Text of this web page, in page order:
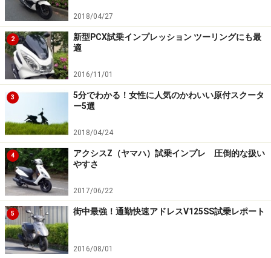
ことがありますが、大型バイクのスペースまでは確保で
きなかったのか125cc以下の車両の駐車ゾーンしかない
所が多いのが現状です。出先で停めるところに困らない
というのは、メリットの一つでしょう。
私はバイクで出かけた際に、お腹が痛くなり近くにあっ
たお店の前の路上にバイクを停めトイレを借りたとこ
ろ、警察官に駐車違反の取締りをされてしまったことが
ありました。
素直に切符を切られましたが、都内で駐輪場もほとんど
ない立地だったため、都内にバイクで出かけた場合はど
こにバイクを駐車すればいいのか尋ねたところ「私有地
であれば、取り締まりできない」という答えでした。
当然私有地にバイクを勝手に止めることは出来ません
2018/04/27
2
新型PCX試乗インプレッション ツーリングにも最
適
2016/11/01
3
5分でわかる！女性に人気のかわいい原付スクータ
ー5選
2018/04/24
4
アクシスZ（ヤマハ）試乗インプレ 圧倒的な扱い
やすさ
2017/06/22
5 街中最強！通勤快速アドレスV125SS試乗レポート
2016/08/01